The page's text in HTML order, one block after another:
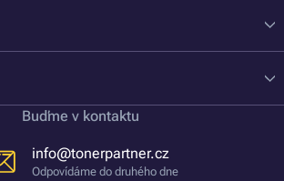
Buďme v kontaktu
info@tonerpartner.cz
Odpovídáme do druhého dne